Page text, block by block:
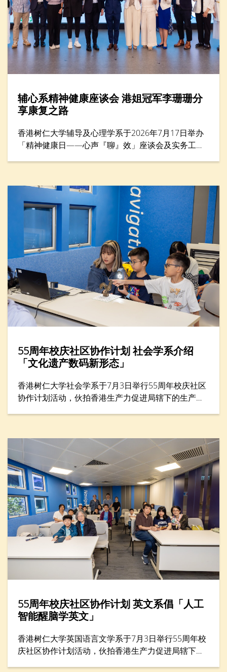
辅心系精神健康座谈会 港姐冠军李珊珊分
享康复之路
香港树仁大学辅导及心理学系于2026年7月17日举办
「精神健康日——心声『聊』效」座谈会及实务工作
女士担任主题分享嘉宾，她以惊恐症过来人的身份，
分享如何走出人生低谷。
55周年校庆社区协作计划 社会学系介绍
「文化遗产数码新形态」
香港树仁大学社会学系于7月3日举行55周年校庆社区
协作计划活动，伙拍香港生产力促进局辖下的生​​产力
55周年校庆社区协作计划 英文系倡「人工
智能醒脑学英文」
香港树仁大学英国语言文学系于7月3日举行55周年校
庆社区协作计划活动，伙拍香港生产力促进局辖下的